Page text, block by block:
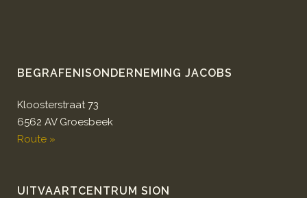
BEGRAFENISONDERNEMING JACOBS
Kloosterstraat 73
6562 AV Groesbeek
Route »
UITVAARTCENTRUM SION